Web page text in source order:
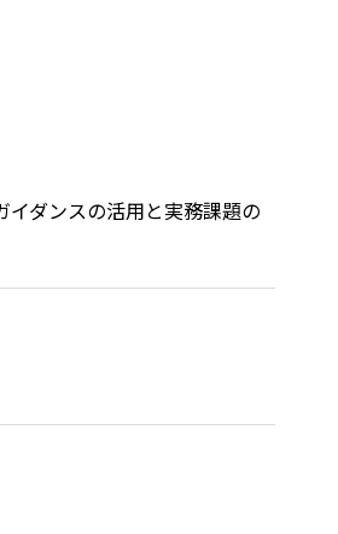
ダンスの活用と実務課題の